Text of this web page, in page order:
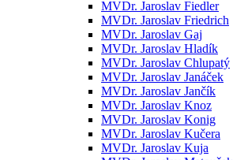
MVDr. Jaroslav Fiedler
MVDr. Jaroslav Friedrich
MVDr. Jaroslav Gaj
MVDr. Jaroslav Hladík
MVDr. Jaroslav Chlupatý
MVDr. Jaroslav Janáček
MVDr. Jaroslav Jančík
MVDr. Jaroslav Knoz
MVDr. Jaroslav Konig
MVDr. Jaroslav Kučera
MVDr. Jaroslav Kuja